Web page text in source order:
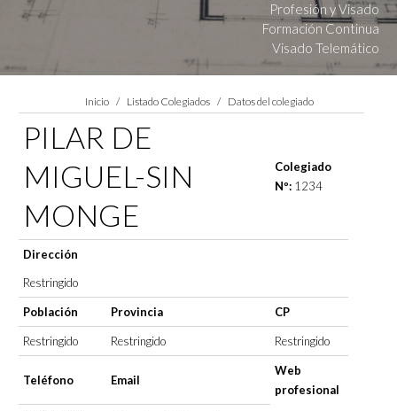
Profesión y Visado
Formación Continua
Visado Telemático
Estás aquí:
Inicio Listado Colegiados Datos del colegiado
PILAR DE
MIGUEL-SIN
MONGE
Colegiado
Nº:1234
Dirección
Restringido
Población Provincia CP
Restringido Restringido Restringido
Teléfono Email
Web
profesional